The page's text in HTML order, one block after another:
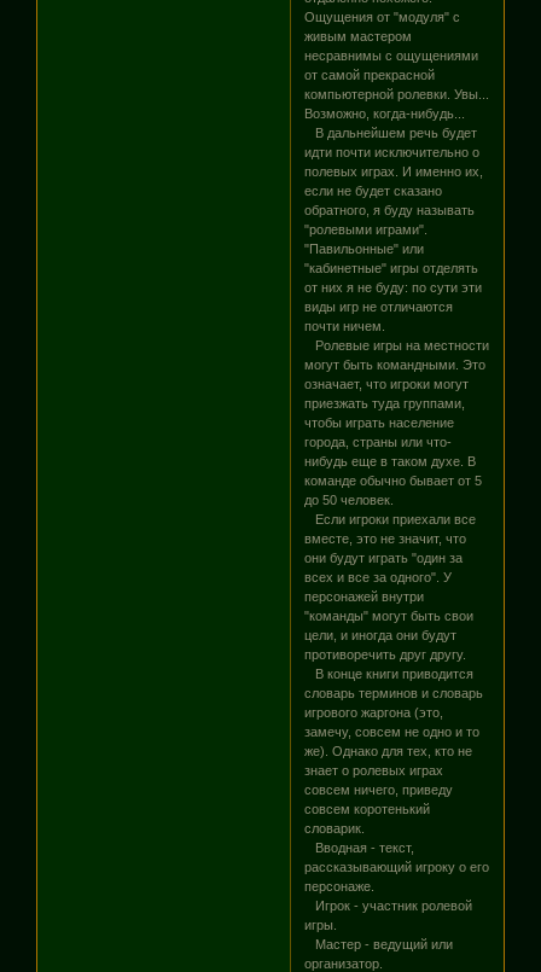
Ощущения от "модуля" с
живым мастером
несравнимы с ощущениями
от самой прекрасной
компьютерной ролевки. Увы...
Возможно, когда-нибудь...
В дальнейшем речь будет
идти почти исключительно о
полевых играх. И именно их,
если не будет сказано
обратного, я буду называть
"ролевыми играми".
"Павильонные" или
"кабинетные" игры отделять
от них я не буду: по сути эти
виды игр не отличаются
почти ничем.
Ролевые игры на местности
могут быть командными. Это
означает, что игроки могут
приезжать туда группами,
чтобы играть население
города, страны или что-
нибудь еще в таком духе. В
команде обычно бывает от 5
до 50 человек.
Если игроки приехали все
вместе, это не значит, что
они будут играть "один за
всех и все за одного". У
персонажей внутри
"команды" могут быть свои
цели, и иногда они будут
противоречить друг другу.
В конце книги приводится
словарь терминов и словарь
игрового жаргона (это,
замечу, совсем не одно и то
же). Однако для тех, кто не
знает о ролевых играх
совсем ничего, приведу
совсем коротенький
словарик.
Вводная - текст,
рассказывающий игроку о его
персонаже.
Игрок - участник ролевой
игры.
Мастер - ведущий или
организатор.